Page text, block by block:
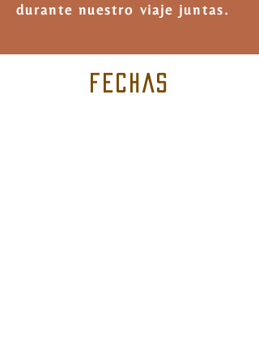
durante nuestro viaje juntas.
FECHAS